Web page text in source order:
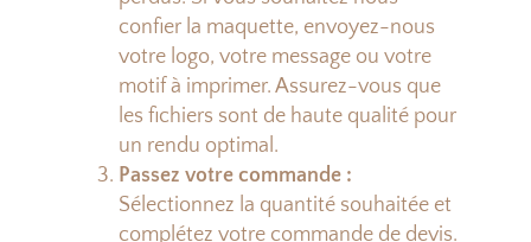
confier la maquette, envoyez-nous
votre logo, votre message ou votre
motif à imprimer. Assurez-vous que
les fichiers sont de haute qualité pour
un rendu optimal.
Passez votre commande :
Sélectionnez la quantité souhaitée et
complétez votre commande de devis.